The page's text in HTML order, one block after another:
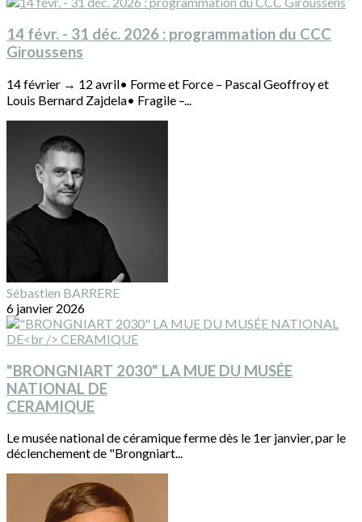
14 févr. - 31 déc. 2026 : programmation du CCC
Giroussens
14 février → 12 avril• Forme et Force – Pascal Geoffroy et
Louis Bernard Zajdela• Fragile –...
Sébastien BARRERE
6 janvier 2026
"BRONGNIART 2030" LA MUE DU MUSÉE
NATIONAL DE
CERAMIQUE
Le musée national de céramique ferme dès le 1er janvier, par le
déclenchement de "Brongniart...